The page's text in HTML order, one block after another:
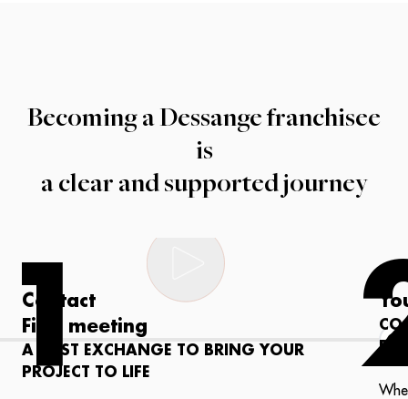
Becoming a Dessange franchisee
is
a clear and supported journey
1
Contact
First meeting
A FIRST EXCHANGE TO BRING YOUR
PROJECT TO LIFE